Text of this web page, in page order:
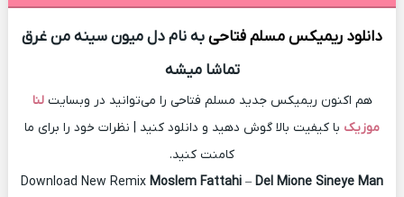
دانلود ریمیکسمسلم فتاحیبه نام دل ﻣﻴﻮن ﺳﻴﻨﻪ ﻣﻦ ﻏﺮق
ﺗﻤﺎﺷﺎ ﻣﻴﺸﻪ
هم اکنون ریمیکس جدید مسلم فتاحی را می‌توانید در وبسایتلنا
موزیک با کیفیت بالا گوش دهید و دانلود کنید | نظرات خود را برای ما
کامنت کنید.
Download New Remix Moslem Fattahi – Del Mione Sineye Man